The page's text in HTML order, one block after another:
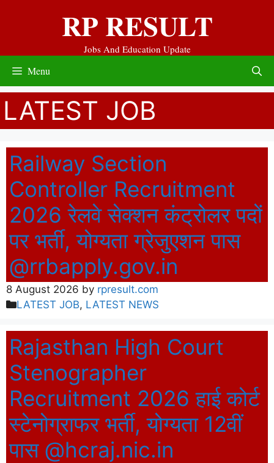
RP RESULT
Jobs And Education Update
Menu
LATEST JOB
Railway Section
Controller Recruitment
2026 रेलवे सेक्शन कंट्रोलर पदों
पर भर्ती, योग्यता ग्रेजुएशन पास
@rrbapply.gov.in
8 August 2026 by rpresult.com
Categories
LATEST JOB, LATEST NEWS
Rajasthan High Court
Stenographer
Recruitment 2026 हाई कोर्ट
स्टेनोग्राफर भर्ती, योग्यता 12वीं
पास @hcraj.nic.in